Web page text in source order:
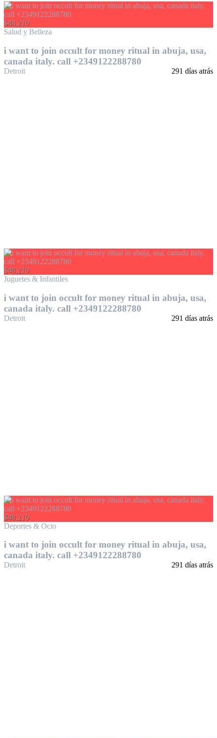
$48,210
Salud y Belleza
i want to join occult for money ritual in abuja, usa,
canada italy. call +2349122288780
Detroit 291 días atrás
$48,210
Juguetes & Infantiles
i want to join occult for money ritual in abuja, usa,
canada italy. call +2349122288780
Detroit 291 días atrás
$48,210
Deportes & Ocio
i want to join occult for money ritual in abuja, usa,
canada italy. call +2349122288780
Detroit 291 días atrás